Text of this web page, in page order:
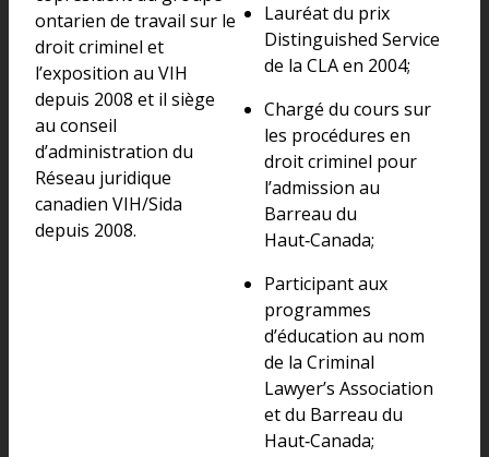
ontarien de travail sur le
droit criminel et
l’exposition au VIH
depuis 2008 et il siège
au conseil
d’administration du
Réseau juridique
canadien VIH/Sida
depuis 2008.
Lauréat du prix
Distinguished Service
de la CLA en 2004;
Chargé du cours sur
les procédures en
droit criminel pour
l’admission au
Barreau du
Haut‑Canada;
Participant aux
programmes
d’éducation au nom
de la Criminal
Lawyer’s Association
et du Barreau du
Haut‑Canada;